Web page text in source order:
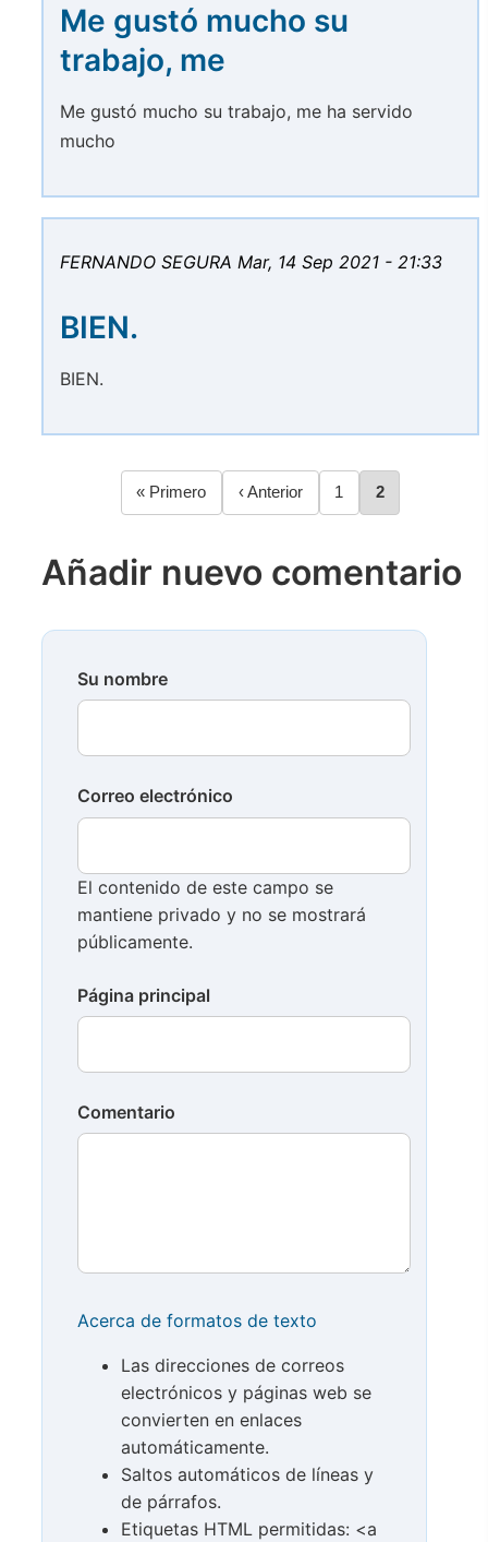
Me gustó mucho su
trabajo, me
Me gustó mucho su trabajo, me ha servido
mucho
FERNANDO SEGURA Mar, 14 Sep 2021 - 21:33
BIEN.
BIEN.
Paginación
Primera
página
« Primero
Página
anterior
‹ Anterior Página
1 Página
2
Añadir nuevo comentario
Su nombre
Correo electrónico
El contenido de este campo se
mantiene privado y no se mostrará
públicamente.
Página principal
Comentario
Acerca de formatos de texto
Las direcciones de correos
electrónicos y páginas web se
convierten en enlaces
automáticamente.
Saltos automáticos de líneas y
de párrafos.
Etiquetas HTML permitidas: <a